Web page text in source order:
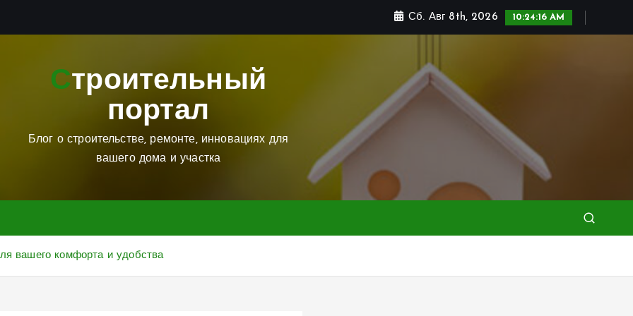
Сб. Авг 8th, 2026 10:24:17 AM
Строительный
портал
Блог о строительстве, ремонте, инновациях для
вашего дома и участка
вашего комфорта и удобства